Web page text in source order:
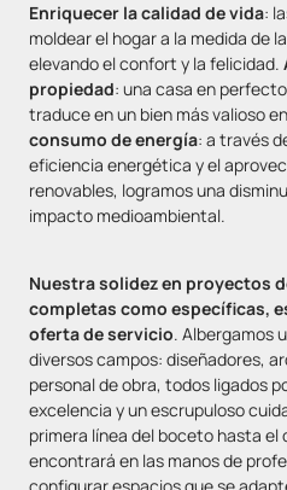
Enriquecer la calidad de vida:
moldear el hogar a la medida de
elevando el confort y la felicidad.
propiedad: una casa en
traduce en un bien más valioso
consumo de energía: a través
eficiencia energética y el
renovables, logramos una
impacto medioambiental.
Nuestra solidez en proyectos
completas como específicas,
oferta de servicio. Albergamos
diversos campos: diseñadores,
personal de obra, todos ligados
excelencia y un escrupuloso
primera línea del boceto hasta
encontrará en las manos de
configurar espacios que se